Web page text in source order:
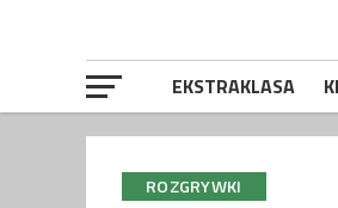
EKSTRAKLASA
ROZGRYWKI